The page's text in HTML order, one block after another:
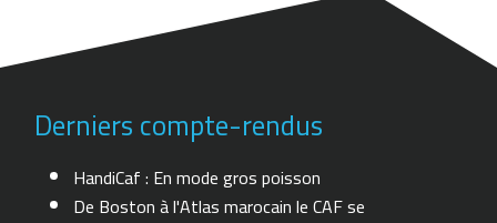
Derniers compte-rendus
HandiCaf : En mode gros poisson
De Boston à l'Atlas marocain le CAF se